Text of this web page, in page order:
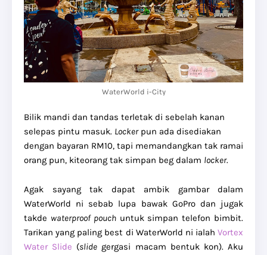
WaterWorld i-City
Bilik mandi dan tandas terletak di sebelah kanan
selepas pintu masuk. Lockerpun ada disediakan
dengan bayaran RM10, tapi memandangkan tak ramai
orang pun, kiteorang tak simpan beg dalam locker.
Agak sayang tak dapat ambik gambar dalam
WaterWorld ni sebab lupa bawak GoPro dan jugak
takde waterproof pouchuntuk simpan telefon bimbit.
Tarikan yang paling best di WaterWorld ni ialah Vortex
Water Slide (slide gergasi macam bentuk kon). Aku